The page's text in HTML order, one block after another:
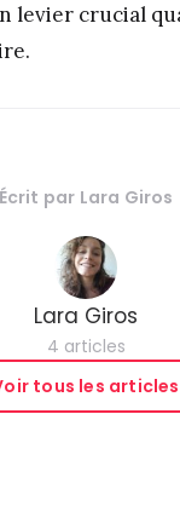
levier crucial
Écrit par Lara Giros
Lara Giros
4 articles
tous les articles